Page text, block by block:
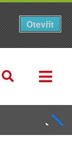
Otevřít